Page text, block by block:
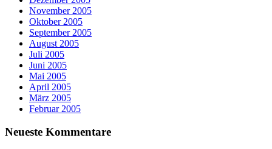
November 2005
Oktober 2005
September 2005
August 2005
Juli 2005
Juni 2005
Mai 2005
April 2005
März 2005
Februar 2005
Neueste Kommentare